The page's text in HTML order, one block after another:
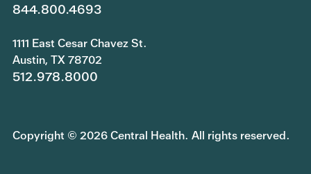
844.800.4693
1111 East Cesar Chavez St.
Austin, TX 78702
512.978.8000
Copyright © 2026 Central Health. All rights reserved.